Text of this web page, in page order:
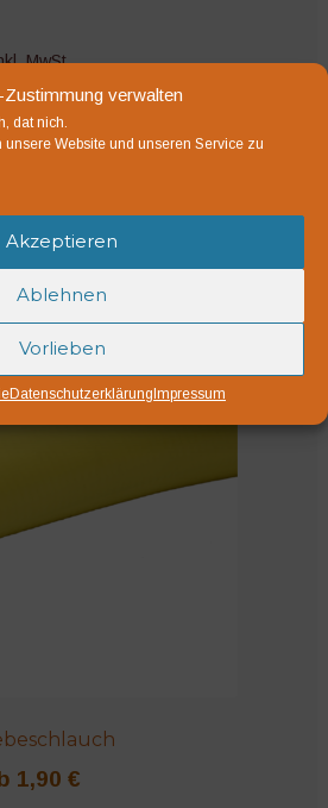
verwalten
dat nich.
Website und unseren Service zu
Akzeptieren
Ablehnen
Vorlieben
DatenschutzerklärungImpressum
MwSt.
1-3 Werktage
1,90 €